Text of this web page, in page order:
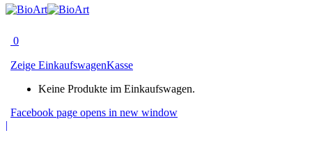
0
Zeige EinkaufswagenKasse
Keine Produkte im Einkaufswagen.
Facebook page opens in new window
|